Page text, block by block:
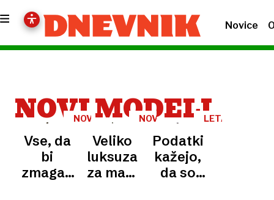
Novice
NOVI MODELI
NOVI
Vse, da
bi
zmagal:
NOVOST
Veliko
luksuza
za manj
LETALSTVO
Podatki
kažejo,
da so